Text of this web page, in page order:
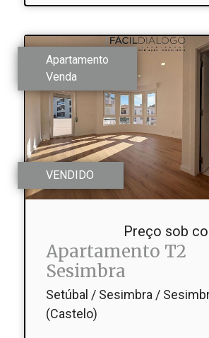
Apartamento
Venda
VENDIDO
Preço sob
Apartamento T2
Sesimbra
Setúbal / Sesimbra /
(Castelo)